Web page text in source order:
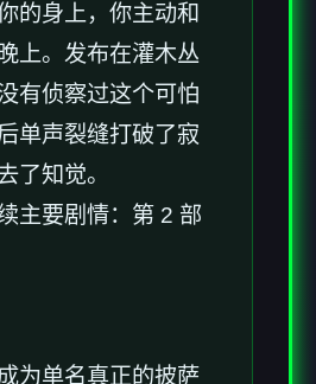
的身上，你主动和
上。发布在灌木丛
有侦察过这个可怕
单声裂缝打破了寂
了知觉。
主要剧情：第 2 部
为单名真正的披萨